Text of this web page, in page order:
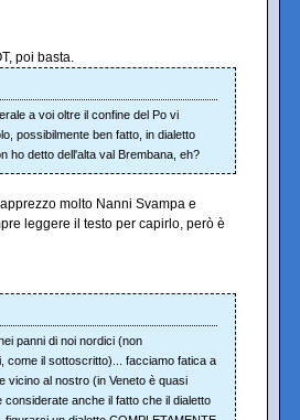
poi basta.
a voi oltre il confine del Po vi
possibilmente ben fatto, in dialetto
ho detto dell'alta val Brembana, eh?
molto Nanni Svampa e
leggere il testo per capirlo, però è
panni di noi nordici (non
come il sottoscritto)... facciamo fatica a
vicino al nostro (in Veneto è quasi
anche il fatto che il dialetto